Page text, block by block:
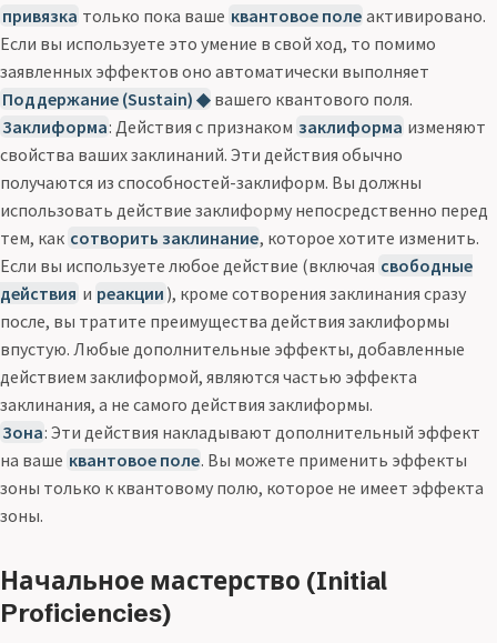
привязка только пока ваше квантовое поле активировано.
Если вы используете это умение в свой ход, то помимо
заявленных эффектов оно автоматически выполняет
Поддержание (Sustain) ◆ вашего квантового поля.
Заклиформа: Действия с признаком заклиформа изменяют
свойства ваших заклинаний. Эти действия обычно
получаются из способностей-заклиформ. Вы должны
использовать действие заклиформу непосредственно перед
тем, как сотворить заклинание, которое хотите изменить.
Если вы используете любое действие (включая свободные
действия и реакции ), кроме сотворения заклинания сразу
после, вы тратите преимущества действия заклиформы
впустую. Любые дополнительные эффекты, добавленные
действием заклиформой, являются частью эффекта
заклинания, а не самого действия заклиформы.
Зона: Эти действия накладывают дополнительный эффект
на ваше квантовое поле. Вы можете применить эффекты
зоны только к квантовому полю, которое не имеет эффекта
зоны.
Начальное мастерство (Initial
Proficiencies)